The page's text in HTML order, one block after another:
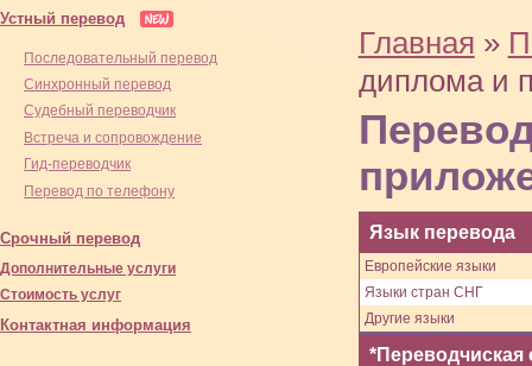
Устный перевод
Последовательный перевод
Синхронный перевод
Cудебный переводчик
Встреча и сопровождение
Гид-переводчик
Перевод по телефону
Срочный перевод
Дополнительные услуги
Стоимость услуг
Контактная информация
Главная »
диплома и
Язык перевода
Европейские языки
Языки стран СНГ
Другие языки
*Переводчиская